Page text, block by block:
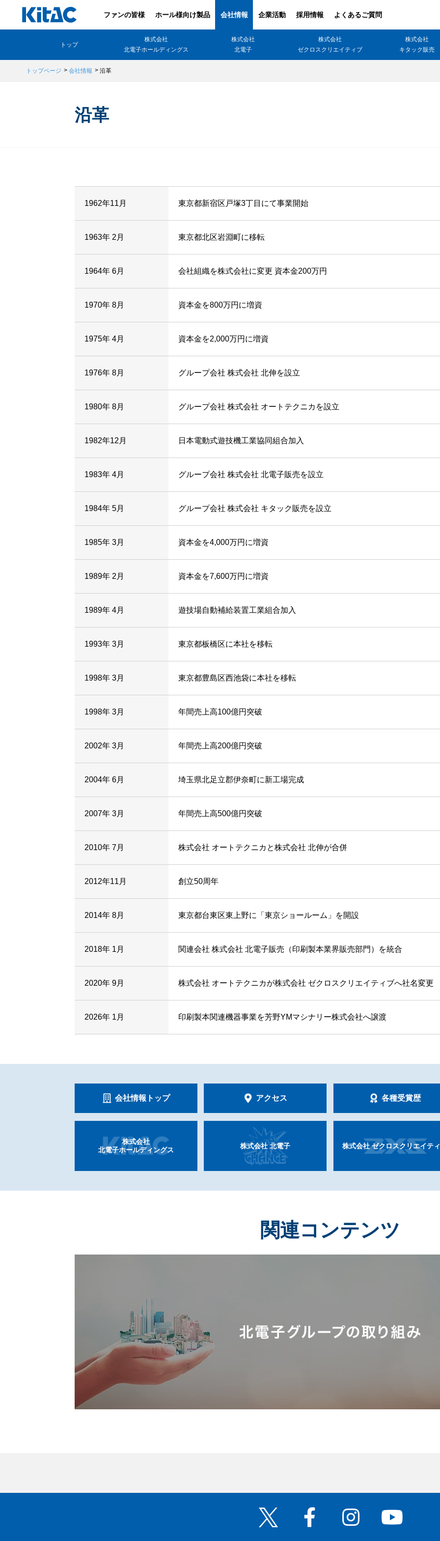
ファンの皆様 ホール様向け製品 会社情報 企業活動 採用情報 よくあるご質問
周
会社情報
株式会社北電子ホールディングス
株式会社ゼクロスクリエイティブ
株式会社キタック販売
北電子製品販売ネットワーク
企業活動
SDGs
お楽しみ機能
トップ
株式会社
北電子ホールディングス
株式会社
北電子
株式会社
ゼクロスクリエイティブ
株式会社
キタック販売
トップページ 会社情報 沿革
沿革
1962年11月 東京都新宿区戸塚3丁目にて事業開始
1963年 2月 東京都北区岩淵町に移転
1964年 6月 会社組織を株式会社に変更 資本金200万円
1970年 8月 資本金を800万円に増資
1975年 4月 資本金を2,000万円に増資
1976年 8月 グループ会社 株式会社 北伸を設立
1980年 8月 グループ会社 株式会社 オートテクニカを設立
1982年12月 日本電動式遊技機工業協同組合加入
1983年 4月 グループ会社 株式会社 北電子販売を設立
1984年 5月 グループ会社 株式会社 キタック販売を設立
1985年 3月 資本金を4,000万円に増資
1989年 2月 資本金を7,600万円に増資
1989年 4月 遊技場自動補給装置工業組合加入
1993年 3月 東京都板橋区に本社を移転
1998年 3月 東京都豊島区西池袋に本社を移転
1998年 3月 年間売上高100億円突破
2002年 3月 年間売上高200億円突破
2004年 6月 埼玉県北足立郡伊奈町に新工場完成
2007年 3月 年間売上高500億円突破
2010年 7月 株式会社 オートテクニカと株式会社 北伸が合併
2012年11月 創立50周年
2014年 8月 東京都台東区東上野に「東京ショールーム」を開設
2018年 1月 関連会社 株式会社 北電子販売（印刷製本業界販売部門）を統合
2020年 9月 株式会社 オートテクニカが株式会社 ゼクロスクリエイティブへ社名変更
2026年 1月 印刷製本関連機器事業を芳野YMマシナリー株式会社へ譲渡
会社情報トップ アクセス 各種受賞歴
株式会社
北電子ホールディングス
株式会社北電子 株式会社ゼクロスクリエイテ
関連コンテンツ